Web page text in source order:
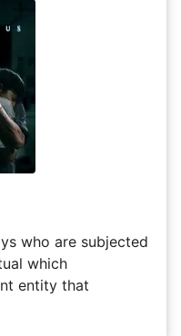
who are subjected
which
entity that